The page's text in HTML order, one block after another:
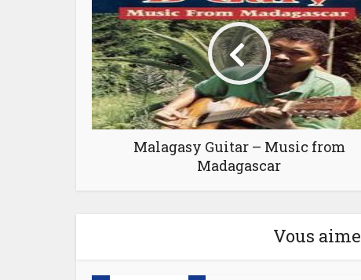
Malagasy Guitar – Music from
Madagascar
Vous